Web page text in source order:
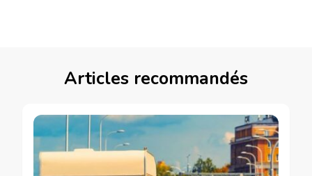
Articles recommandés